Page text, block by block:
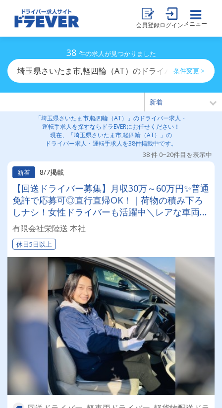
会員登録ログイン メニュー
38 件の求人が見つかりました
埼玉県さいたま市,軽四輪（AT）のドライバー求人・運
条件変更 >
「埼玉県さいたま市,軽四輪（AT）」のドライバー求人・
運転手求人を探すならドラEVERにお任せください！
現在、「埼玉県さいたま市,軽四輪（AT）」の
ドライバー求人・運転手求人を38件掲載中です。
38 件 0~20件目を表示中
新着
8/7掲載
【回送ドライバー募集】月収30万～60万円✨普通
免許で応募可◎直行直帰OK！｜荷物の積み下ろ
しナシ！女性ドライバーも活躍中＼レアな車両に
乗れるチャンスも☆彡／
有限会社栄陸送 本社
休日5日以上